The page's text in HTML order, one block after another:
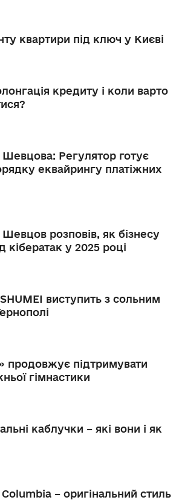
квартири під ключ у Києві
кредиту і коли варто
Шевцова: Регулятор готує
еквайрингу платіжних
розповів, як бізнесу
кібератак у 2025 році
виступить з сольним
продовжує підтримувати
гімнастики
каблучки – які вони і як
– оригінальний стиль